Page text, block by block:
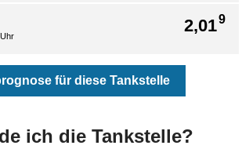
2,019
für diese Tankstelle
ich die Tankstelle?